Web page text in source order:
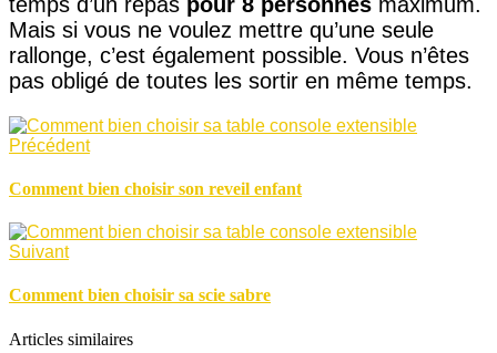
Mais si vous ne voulez mettre qu’une seule
rallonge, c’est également possible. Vous n’êtes
pas obligé de toutes les sortir en même temps.
Précédent
Comment bien choisir son reveil enfant
Suivant
Comment bien choisir sa scie sabre
Articles similaires